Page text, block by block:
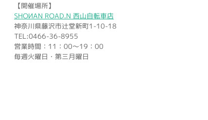
【開催場所】
SHOИAN ROAD.N 西山自転車店
神奈川県藤沢市辻堂新町1-10-18
TEL:0466-36-8955
営業時間：11：00～19：00
毎週火曜日・第三月曜日